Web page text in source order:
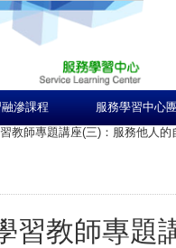
滲課程 服務學習中心
教師專題講座(三)：服務他人
習教師專題